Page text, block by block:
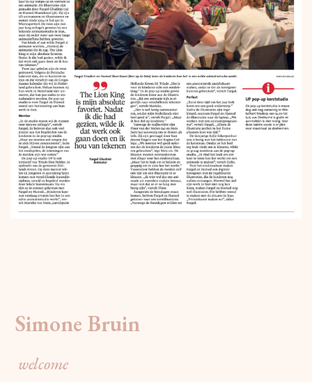
Simone Bruin
welcome